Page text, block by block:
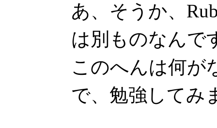
あ、そうか、
は別ものなんで
このへんは何が
で、勉強してみ